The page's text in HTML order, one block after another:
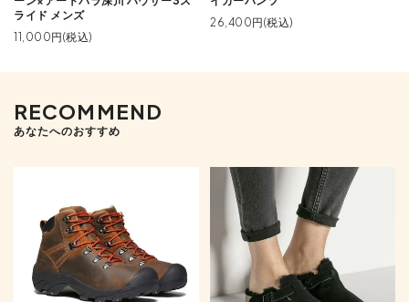
ライド メンズ
11,000円(税込)
26,400円(税込)
RECOMMEND
あなたへのおすすめ